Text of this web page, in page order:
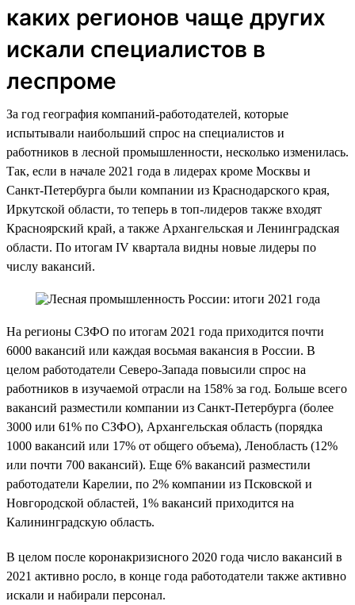
каких регионов чаще других
искали специалистов в
леспроме
За год география компаний-работодателей, которые
испытывали наибольший спрос на специалистов и
работников в лесной промышленности, несколько изменилась.
Так, если в начале 2021 года в лидерах кроме Москвы и
Санкт-Петербурга были компании из Краснодарского края,
Иркутской области, то теперь в топ-лидеров также входят
Красноярский край, а также Архангельская и Ленинградская
области. По итогам IV квартала видны новые лидеры по
числу вакансий.
На регионы СЗФО по итогам 2021 года приходится почти
6000 вакансий или каждая восьмая вакансия в России. В
целом работодатели Северо-Запада повысили спрос на
работников в изучаемой отрасли на 158% за год. Больше всего
вакансий разместили компании из Санкт-Петербурга (более
3000 или 61% по СЗФО), Архангельская область (порядка
1000 вакансий или 17% от общего объема), Ленобласть (12%
или почти 700 вакансий). Еще 6% вакансий разместили
работодатели Карелии, по 2% компании из Псковской и
Новгородской областей, 1% вакансий приходится на
Калининградскую область.
В целом после коронакризисного 2020 года число вакансий в
2021 активно росло, в конце года работодатели также активно
искали и набирали персонал.